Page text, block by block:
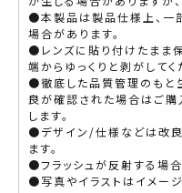
●本製品は製品仕様上、一
場合があります。
●レンズに貼り付けたまま
端からゆっくりと剥がしてく
●徹底した品質管理のもと
良が確認された場合はご
します。
●デザイン/仕様などは改
ます。
●フラッシュが反射する場合
●写真やイラストはイメー